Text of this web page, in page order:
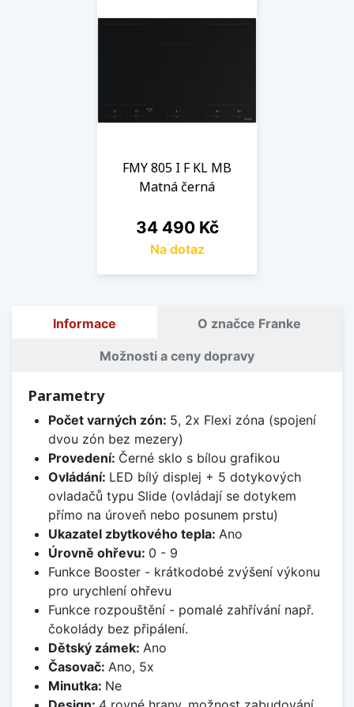
FMY 805 I F KL MB
Matná černá
Cena
34 490 Kč
Na dotaz
Informace O značce Franke
Možnosti a ceny dopravy
Parametry
Počet varných zón: 5, 2x Flexi zóna (spojení
dvou zón bez mezery)
Provedení: Černé sklo s bílou grafikou
Ovládání: LED bílý displej + 5 dotykových
ovladačů typu Slide (ovládají se dotykem
přímo na úroveň nebo posunem prstu)
Ukazatel zbytkového tepla: Ano
Úrovně ohřevu: 0 - 9
Funkce Booster - krátkodobé zvýšení výkonu
pro urychlení ohřevu
Funkce rozpouštění - pomalé zahřívání např.
čokolády bez připálení.
Dětský zámek: Ano
Časovač: Ano, 5x
Minutka: Ne